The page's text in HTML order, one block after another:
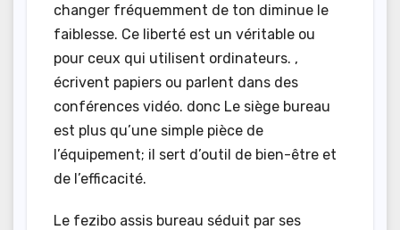
changer fréquemment de ton diminue le
faiblesse. Ce liberté est un véritable ou
pour ceux qui utilisent ordinateurs. ,
écrivent papiers ou parlent dans des
conférences vidéo. donc Le siège bureau
est plus qu’une simple pièce de
l’équipement; il sert d’outil de bien-être et
de l’efficacité.
Le fezibo assis bureau séduit par ses